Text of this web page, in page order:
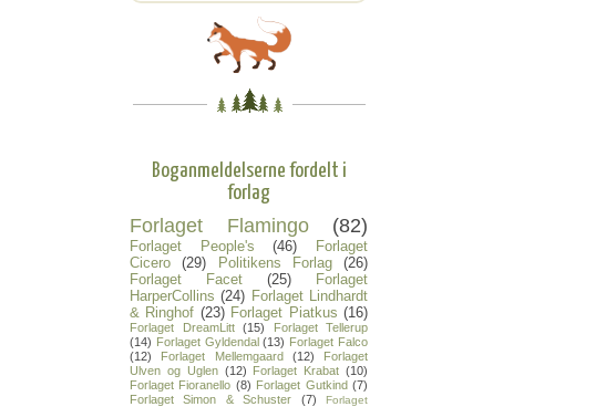
Boganmeldelserne fordelt i
forlag
Forlaget Flamingo (82)
Forlaget People's (46)
Forlaget
Cicero
(29) Politikens Forlag
(26)
Forlaget Facet
(25)
Forlaget
HarperCollins (24) Forlaget Lindhardt
& Ringhof (23) Forlaget Piatkus (16)
Forlaget DreamLitt (15)
Forlaget Tellerup
(14) Forlaget Gyldendal (13) Forlaget Falco
(12)
Forlaget Mellemgaard (12)
Forlaget
Ulven og Uglen (12) Forlaget Krabat (10)
Forlaget Fioranello (8) Forlaget Gutkind (7)
Forlaget Simon & Schuster
(7)
Forlaget